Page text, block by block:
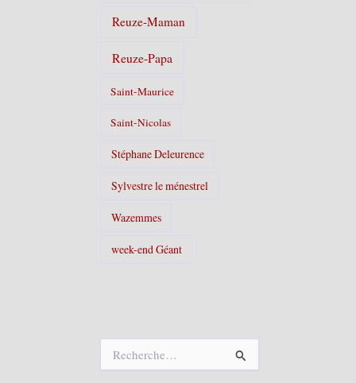
Reuze-Maman
Reuze-Papa
Saint-Maurice
Saint-Nicolas
Stéphane Deleurence
Sylvestre le ménestrel
Wazemmes
week-end Géant